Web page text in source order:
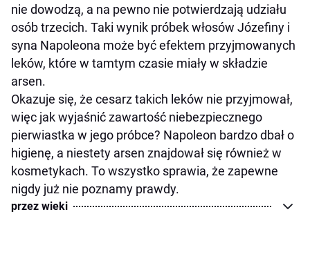
nie dowodzą, a na pewno nie potwierdzają udziału
osób trzecich. Taki wynik próbek włosów Józefiny i
syna Napoleona może być efektem przyjmowanych
leków, które w tamtym czasie miały w składzie
arsen.
Okazuje się, że cesarz takich leków nie przyjmował,
więc jak wyjaśnić zawartość niebezpiecznego
pierwiastka w jego próbce? Napoleon bardzo dbał o
higienę, a niestety arsen znajdował się również w
kosmetykach. To wszystko sprawia, że zapewne
nigdy już nie poznamy prawdy.
przez wieki